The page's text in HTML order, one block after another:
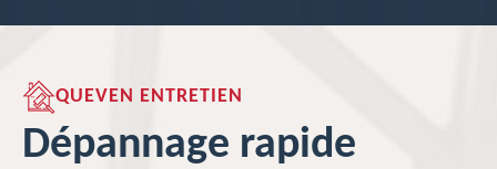
QUEVEN ENTRETIEN
Dépannage rapide